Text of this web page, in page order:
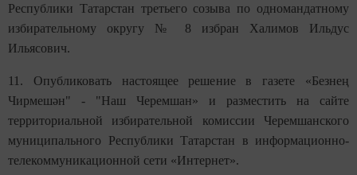
Республики Татарстан третьего созыва по одномандатному
избирательному округу № 8 избран Халимов Ильдус
Ильясович.
11. Опубликовать настоящее решение в газете «Безнең
Чирмешән" - "Наш Черемшан» и разместить на сайте
территориальной избирательной комиссии Черемшанского
муниципального Республики Татарстан в информационно-
телекоммуникационной сети «Интернет».